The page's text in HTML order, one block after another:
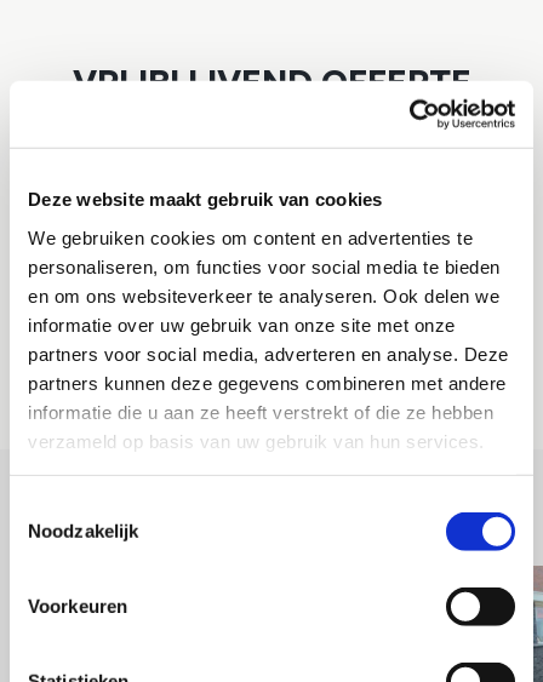
Deze website maakt gebruik van cookies
We gebruiken cookies om content en advertenties te
personaliseren, om functies voor social media te bieden
en om ons websiteverkeer te analyseren. Ook delen we
informatie over uw gebruik van onze site met onze
partners voor social media, adverteren en analyse. Deze
partners kunnen deze gegevens combineren met andere
informatie die u aan ze heeft verstrekt of die ze hebben
verzameld op basis van uw gebruik van hun services.
Noodzakelijk
Voorkeuren
VRIJBLIJVEND OFFERTE
zuig- en blaastechniek? Of geheel vrijblijvend een gratis
offerte aanvragen. Neem dan contact met ons op.
Wij komen spoedig met een scherpe aanbieding bij je terug.
OFFERTE AANVRAGEN
VERGELIJKBARE PROJECTEN